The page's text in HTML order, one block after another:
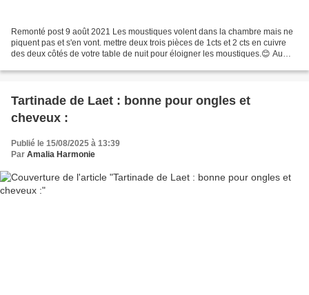
Remonté post 9 août 2021 Les moustiques volent dans la chambre mais ne
piquent pas et s'en vont. mettre deux trois pièces de 1cts et 2 cts en cuivre
des deux côtés de votre table de nuit pour éloigner les moustiques.😊 Au
Tartinade de Laet : bonne pour ongles et
cheveux :
Publié le 15/08/2025 à 13:39
Par Amalia Harmonie